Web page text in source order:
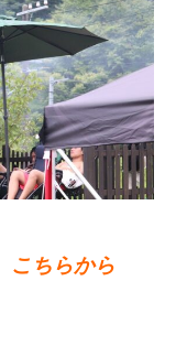
こちらから